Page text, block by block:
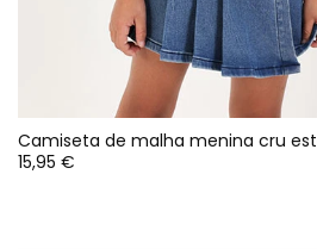
15,95 €